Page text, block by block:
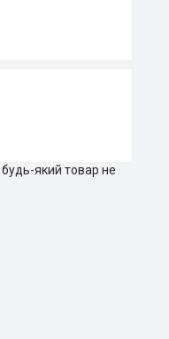
будь-який товар не